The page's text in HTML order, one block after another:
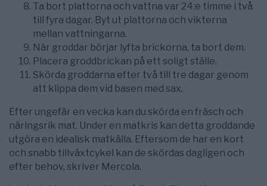
Ta bort plattorna och vattna var 24:e timme i två
till fyra dagar. Byt ut plattorna och vikterna
mellan vattningarna.
När groddar börjar lyfta brickorna, ta bort dem.
Placera groddbrickan på ett soligt ställe.
Skörda groddarna efter två till tre dagar genom
att klippa dem vid basen med sax.
Efter ungefär en vecka kan du skörda en fräsch och
näringsrik mat. Under en matkris kan detta groddande
utgöra en idealisk matkälla. Eftersom de har en kort
och snabb tillväxtcykel kan de skördas dagligen och
efter behov, skriver Mercola.